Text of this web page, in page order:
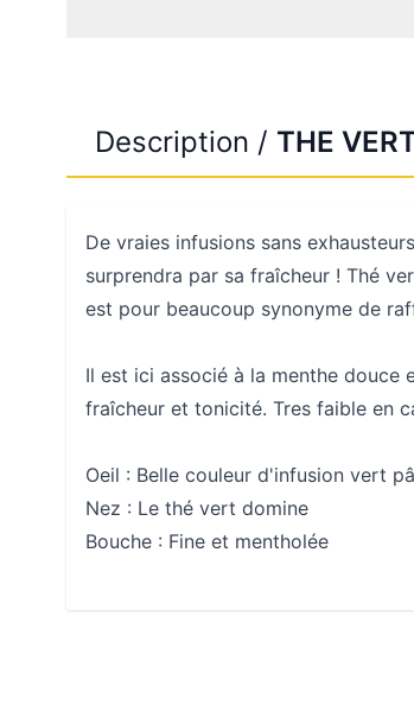
Description / THE
De vraies infusions sans
surprendra par sa fraîcheur ! Thé
est pour beaucoup synonyme de
Il est ici associé à la menthe
fraîcheur et tonicité. Tres faible en
Oeil : Belle couleur d'infusion vert
Nez : Le thé vert domine
Bouche : Fine et mentholée